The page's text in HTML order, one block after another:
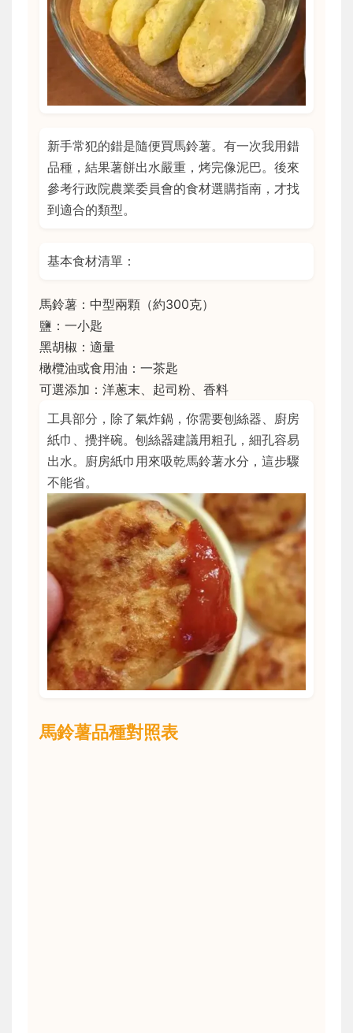
新手常犯的錯是隨便買馬鈴薯。有一次我用錯
品種，結果薯餅出水嚴重，烤完像泥巴。後來
參考行政院農業委員會的食材選購指南，才找
到適合的類型。
基本食材清單：
馬鈴薯：中型兩顆（約300克）
鹽：一小匙
黑胡椒：適量
橄欖油或食用油：一茶匙
可選添加：洋蔥末、起司粉、香料
工具部分，除了氣炸鍋，你需要刨絲器、廚房
紙巾、攪拌碗。刨絲器建議用粗孔，細孔容易
出水。廚房紙巾用來吸乾馬鈴薯水分，這步驟
不能省。
馬鈴薯品種對照表